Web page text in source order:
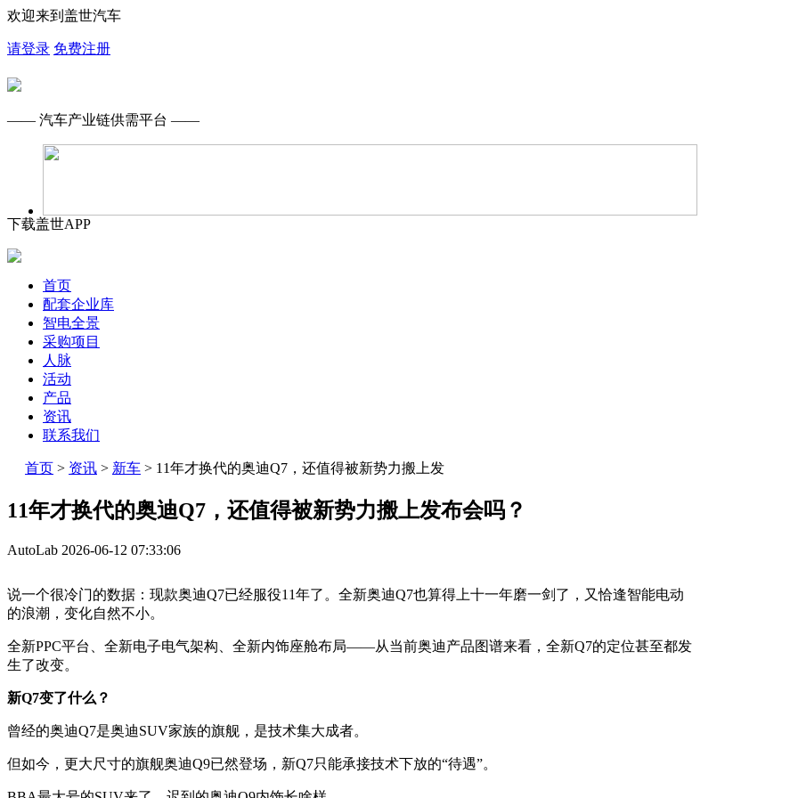
欢迎来到盖世汽车
请登录 免费注册
—— 汽车产业链供需平台 ——
下载盖世APP
首页
配套企业库
智电全景
采购项目
人脉
活动
产品
资讯
联系我们
首页 > 资讯 > 新车 > 11年才换代的奥迪Q7，还值得被新势力搬上发
11年才换代的奥迪Q7，还值得被新势力搬上发布会吗？
AutoLab 2026-06-12 07:33:06
说一个很冷门的数据：现款奥迪Q7已经服役11年了。全新奥迪Q7也算得上十一年磨一剑了，又恰逢智能电动
的浪潮，变化自然不小。
全新PPC平台、全新电子电气架构、全新内饰座舱布局——从当前奥迪产品图谱来看，全新Q7的定位甚至都发
生了改变。
新Q7变了什么？
曾经的奥迪Q7是奥迪SUV家族的旗舰，是技术集大成者。
但如今，更大尺寸的旗舰奥迪Q9已然登场，新Q7只能承接技术下放的“待遇”。